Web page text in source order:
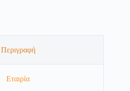
Περιγραφή
Εταιρία